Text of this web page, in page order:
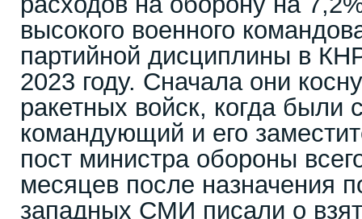
высокого военного
партийной дисциплины в
2023 году. Сначала они
ракетных войск, когда
командующий и его
пост министра обороны
месяцев после назначения
западных СМИ писали о